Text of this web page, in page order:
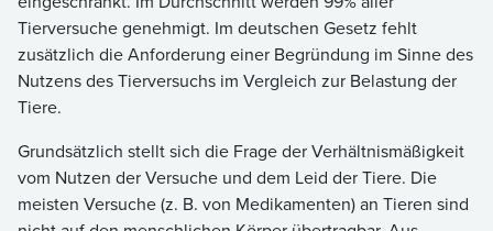
Tierversuche genehmigt. Im deutschen Gesetz fehlt
zusätzlich die Anforderung einer Begründung im Sinne des
Nutzens des Tierversuchs im Vergleich zur Belastung der
Tiere.
Grundsätzlich stellt sich die Frage der Verhältnismäßigkeit
vom Nutzen der Versuche und dem Leid der Tiere. Die
meisten Versuche (z. B. von Medikamenten) an Tieren sind